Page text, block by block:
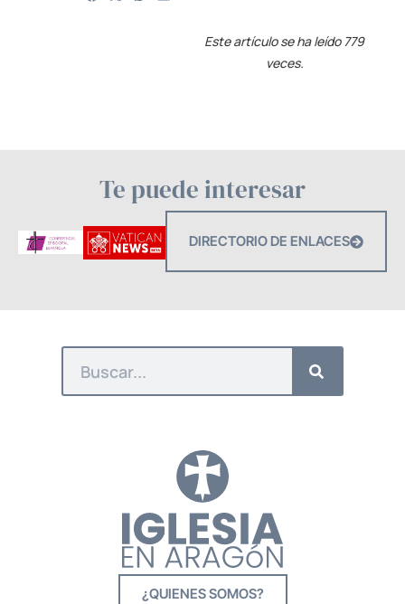
Este artículo se ha leído 779
veces.
Te puede interesar
DIRECTORIO DE ENLACES
¿QUIENES SOMOS?